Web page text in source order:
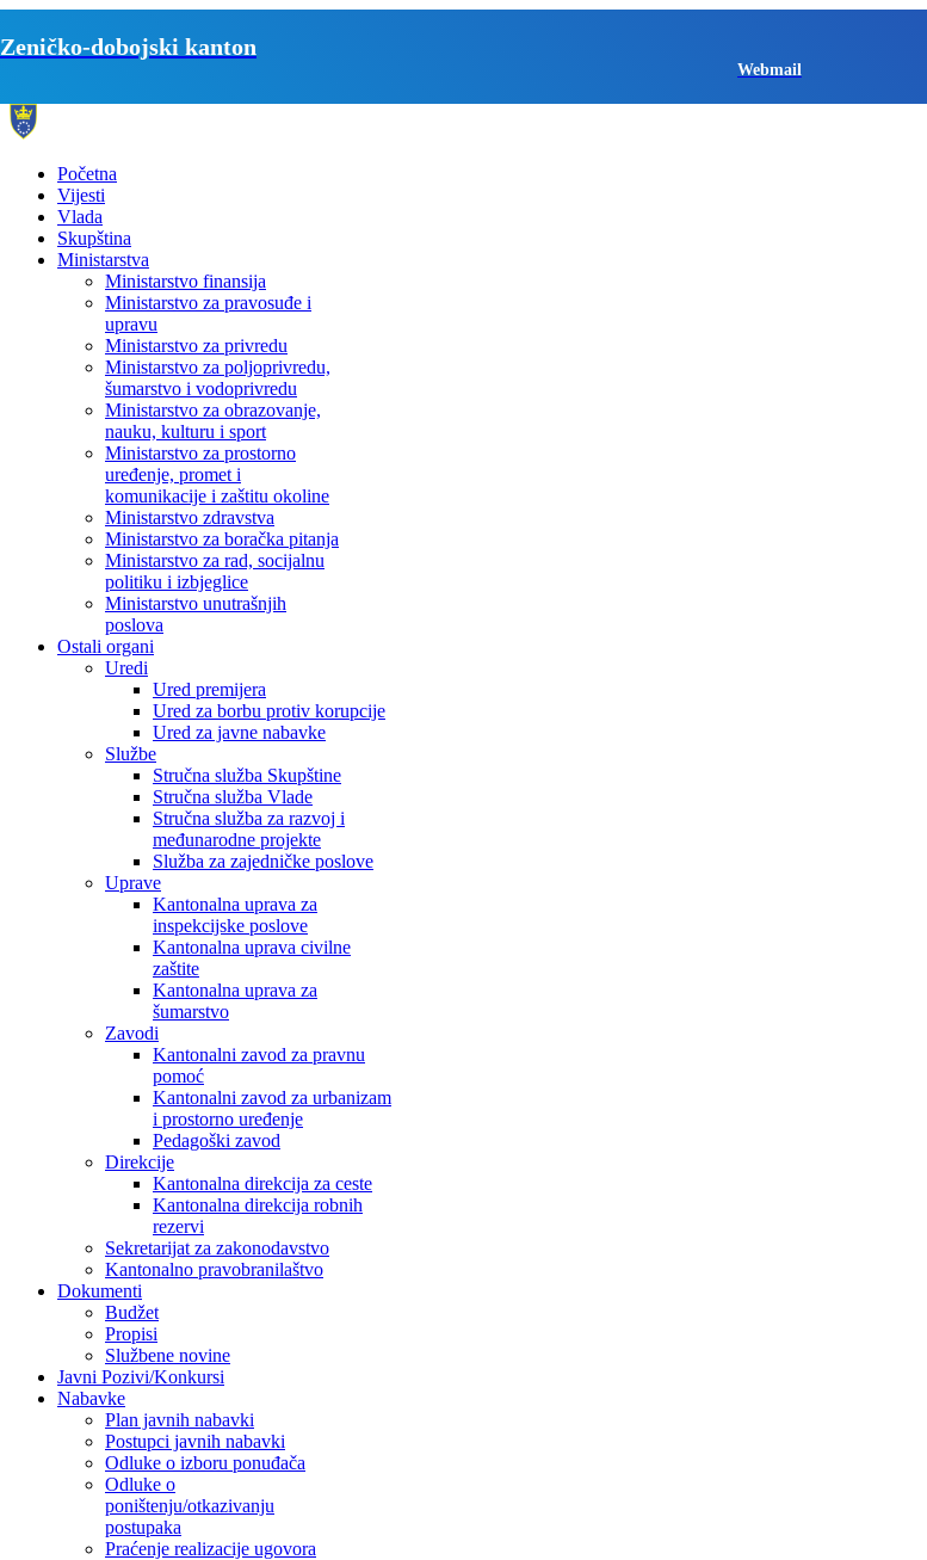
Zeničko-dobojski kanton
Webmail
Početna
Vijesti
Vlada
Skupština
Ministarstva
Ministarstvo finansija
Ministarstvo za pravosuđe i
upravu
Ministarstvo za privredu
Ministarstvo za poljoprivredu,
šumarstvo i vodoprivredu
Ministarstvo za obrazovanje,
nauku, kulturu i sport
Ministarstvo za prostorno
uređenje, promet i
komunikacije i zaštitu okoline
Ministarstvo zdravstva
Ministarstvo za boračka pitanja
Ministarstvo za rad, socijalnu
politiku i izbjeglice
Ministarstvo unutrašnjih
poslova
Ostali organi
Uredi
Ured premijera
Ured za borbu protiv korupcije
Ured za javne nabavke
Službe
Stručna služba Skupštine
Stručna služba Vlade
Stručna služba za razvoj i
međunarodne projekte
Služba za zajedničke poslove
Uprave
Kantonalna uprava za
inspekcijske poslove
Kantonalna uprava civilne
zaštite
Kantonalna uprava za
šumarstvo
Zavodi
Kantonalni zavod za pravnu
pomoć
Kantonalni zavod za urbanizam
i prostorno uređenje
Pedagoški zavod
Direkcije
Kantonalna direkcija za ceste
Kantonalna direkcija robnih
rezervi
Sekretarijat za zakonodavstvo
Kantonalno pravobranilaštvo
Dokumenti
Budžet
Propisi
Službene novine
Javni Pozivi/Konkursi
Nabavke
Plan javnih nabavki
Postupci javnih nabavki
Odluke o izboru ponuđača
Odluke o
poništenju/otkazivanju
postupaka
Praćenje realizacije ugovora